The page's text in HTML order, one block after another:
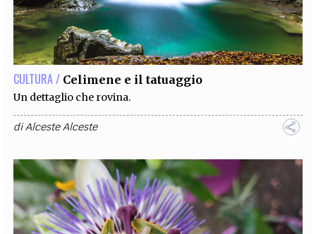
CULTURA / Celimene e il tatuaggio
Un dettaglio che rovina.
diAlceste Alceste